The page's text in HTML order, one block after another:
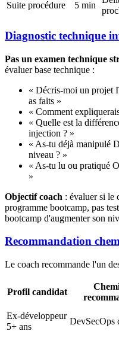
Suite procédure 5 min
Diagnostic technique
Pas un examen technique
évaluer base technique :
« Décris-moi un projet
as faits »
« Comment
« Quelle est la
injection ? »
« As-tu déjà manipulé
niveau ? »
« As-tu lu ou pratiqué
»
Objectif coach : évaluer si le
programme bootcamp, pas
bootcamp d'augmenter son
Recommandation
Le coach recommande l'un
Profil candidat
Ex-développeur
5+ ans
DevSecOps